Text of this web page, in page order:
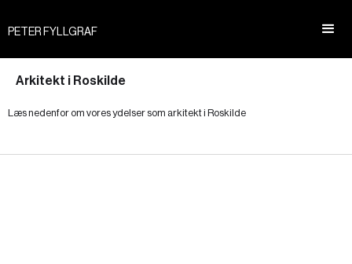
PETER FYLLGRAF
Arkitekt i Roskilde
Læs nedenfor om vores ydelser som arkitekt i Roskilde